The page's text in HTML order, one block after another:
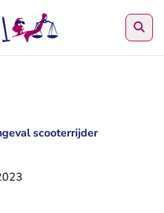
scooterrijder